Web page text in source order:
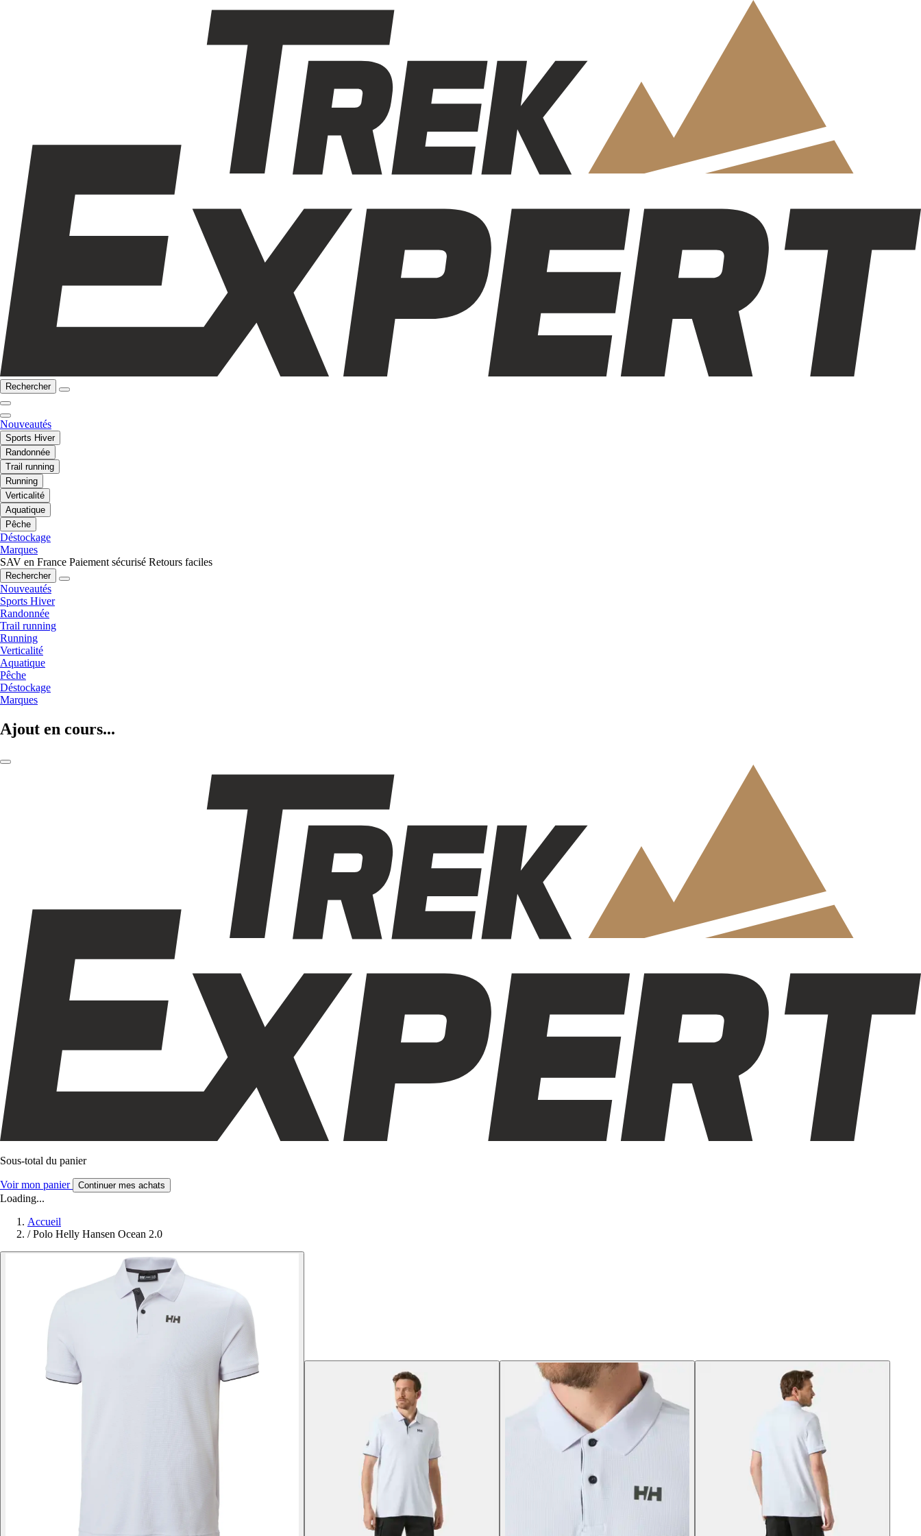
Rechercher
Nouveautés
Sports Hiver
Randonnée
Trail running
Running
Verticalité
Aquatique
Pêche
Déstockage
Marques
SAV en France Paiement sécurisé Retours faciles
Rechercher
Nouveautés
Sports Hiver
Randonnée
Trail running
Running
Verticalité
Aquatique
Pêche
Déstockage
Marques
Ajout en cours...
Sous-total du panier
Voir mon panier Continuer mes achats
Loading...
Accueil
/ Polo Helly Hansen Ocean 2.0